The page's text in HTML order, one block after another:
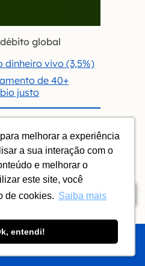
melhorar a experiência
a sua interação com o
e melhorar o
este site, você
de cookies. Saiba mais
entendi!
COMER FAZER
Índice
global
dinheiro vivo (3,5%)
de 40+
justo
Carretas, ainda dentro do
Spinoglio oferece visita
e almoço. Há
pela propriedade e